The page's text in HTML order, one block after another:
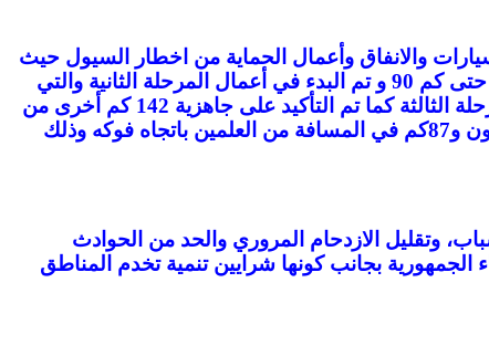
والانفاق وأعمال الحماية من اخطار السيول حيث
تم تسليم تحالف (سيمنز/ اوراسكوم/ المقاولون العرب) 50 كم في نطاق محطة العاصمة وذلك في المسافة من كم 40 حتى كم 90 و تم البدء في أعمال المرحلة الثانية والتي
تشمل (فرش البازلت وتركيب القضبان وأعمدة الكاتنيري الكهربائية) ليتم بعدها تنفيذ الأعماال الكهروميكانيكية في المرحلة الثالثة كما تم التأكيد على جاهزية 142 كم أخرى من
المسار لتسليمها لتحالف (سيمنز/ اوراسكوم/ المقاولون العرب ) بواقع 55 كم في نطاق محطتي السادات ووادي النطرون و87كم في المسافة من العلمين باتجاه فوكه وذلك
وتقليل الازدحام المروري والحد من الحوادث
بجانب كونها شرايين تنمية تخدم المناطق